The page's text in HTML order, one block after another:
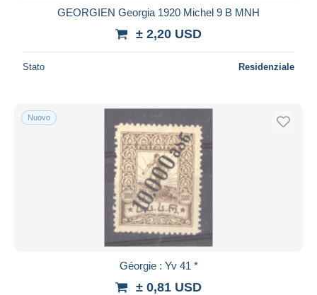
Prezzo
Solo sconto
Spedizione gratuita
Metodi di pagamento
Bonifico bancario
Mastercard
Bancontact
GEORGIEN Georgia 1920 Michel 9 B MNH
± 2,20 USD
Stato Residenziale
Nuovo
Géorgie : Yv 41 *
± 0,81 USD